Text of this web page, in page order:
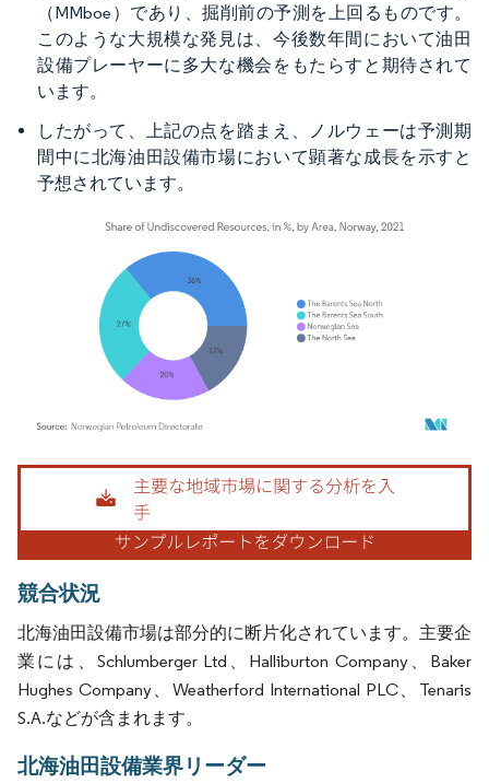
（MMboe）であり、掘削前の予測を上回るものです。
このような大規模な発見は、今後数年間において油田
設備プレーヤーに多大な機会をもたらすと期待されて
います。
したがって、上記の点を踏まえ、ノルウェーは予測期
間中に北海油田設備市場において顕著な成長を示すと
予想されています。
画像 © Mordor Intelligence。再利用にはCC BY 4.0の表示が必要です。
競合状況
北海油田設備市場は部分的に断片化されています。主要企
業には、Schlumberger Ltd、Halliburton Company、Baker
Hughes Company、Weatherford International PLC、Tenaris
S.A.などが含まれます。
北海油田設備業界リーダー